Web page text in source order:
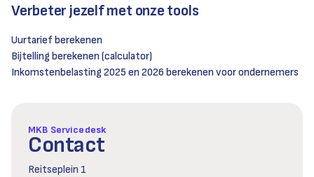
Verbeter jezelf met onze tools
Uurtarief berekenen
Bijtelling berekenen (calculator)
Inkomstenbelasting 2025 en 2026 berekenen voor ondernemers
MKB Servicedesk
Contact
Reitseplein 1